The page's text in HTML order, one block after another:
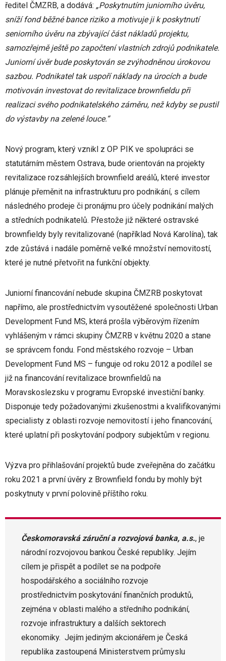
ředitel ČMZRB, a dodává: „Poskytnutím juniorního úvěru,
sníží fond běžné bance riziko a motivuje ji k poskytnutí
seniorního úvěru na zbývající část nákladů projektu,
samozřejmě ještě po započtení vlastních zdrojů podnikatele.
Juniorní úvěr bude poskytován se zvýhodněnou úrokovou
sazbou. Podnikatel tak uspoří náklady na úrocích a bude
motivován investovat do revitalizace brownfieldu při
realizaci svého podnikatelského záměru, než kdyby se pustil
do výstavby na zelené louce.“
Nový program, který vznikl z OP PIK ve spolupráci se
statutárním městem Ostrava, bude orientován na projekty
revitalizace rozsáhlejších brownfield areálů, které investor
plánuje přeměnit na infrastrukturu pro podnikání, s cílem
následného prodeje či pronájmu pro účely podnikání malých
a středních podnikatelů. Přestože již některé ostravské
brownfieldy byly revitalizované (například Nová Karolína), tak
zde zůstává i nadále poměrně velké množství nemovitostí,
které je nutné přetvořit na funkční objekty.
Juniorní financování nebude skupina ČMZRB poskytovat
napřímo, ale prostřednictvím vysoutěžené společnosti Urban
Development Fund MS, která prošla výběrovým řízením
vyhlášeným v rámci skupiny ČMZRB v květnu 2020 a stane
se správcem fondu. Fond městského rozvoje – Urban
Development Fund MS – funguje od roku 2012 a podílel se
již na financování revitalizace brownfieldů na
Moravskoslezsku v programu Evropské investiční banky.
Disponuje tedy požadovanými zkušenostmi a kvalifikovanými
specialisty z oblasti rozvoje nemovitostí i jeho financování,
které uplatní při poskytování podpory subjektům v regionu.
Výzva pro přihlašování projektů bude zveřejněna do začátku
roku 2021 a první úvěry z Brownfield fondu by mohly být
poskytnuty v první polovině příštího roku.
Českomoravská záruční a rozvojová banka, a.s., je
národní rozvojovou bankou České republiky. Jejím
cílem je přispět a podílet se na podpoře
hospodářského a sociálního rozvoje
prostřednictvím poskytování finančních produktů,
zejména v oblasti malého a středního podnikání,
rozvoje infrastruktury a dalších sektorech
ekonomiky. Jejím jediným akcionářem je Česká
republika zastoupená Ministerstvem průmyslu